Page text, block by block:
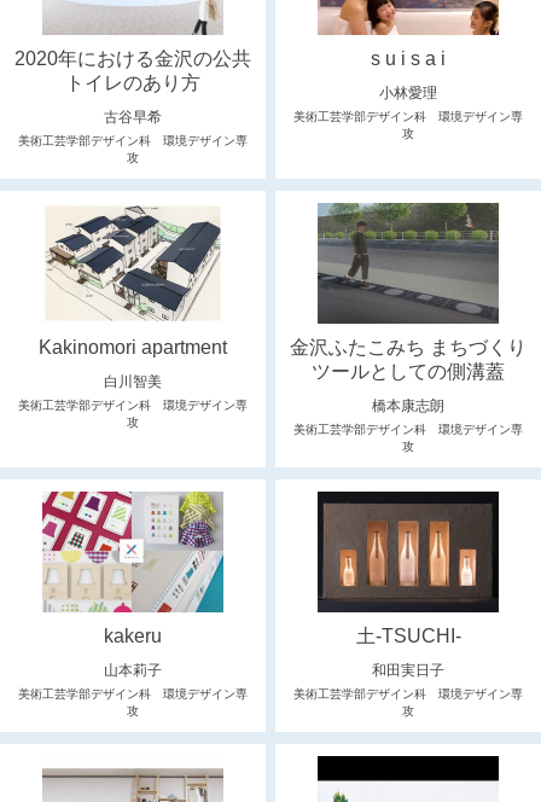
2020年における金沢の公共
トイレのあり方
古谷早希
美術工芸学部デザイン科 環境デザイン専
攻
s u i s a i
小林愛理
美術工芸学部デザイン科 環境デザイン専
攻
Kakinomori apartment
白川智美
美術工芸学部デザイン科 環境デザイン専
攻
金沢ふたこみち まちづくり
ツールとしての側溝蓋
橋本康志朗
美術工芸学部デザイン科 環境デザイン専
攻
kakeru
山本莉子
美術工芸学部デザイン科 環境デザイン専
攻
土-TSUCHI-
和田実日子
美術工芸学部デザイン科 環境デザイン専
攻